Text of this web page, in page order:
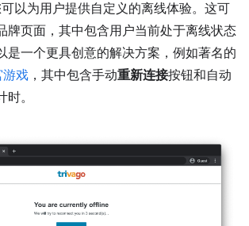
可以为用户提供自定义的离线体验。这可
牌页面，其中包含用户当前处于离线状态
是一个更具创意的解决方案，例如著名的
游戏 ，其中包含手动重新连接按钮和自动
。